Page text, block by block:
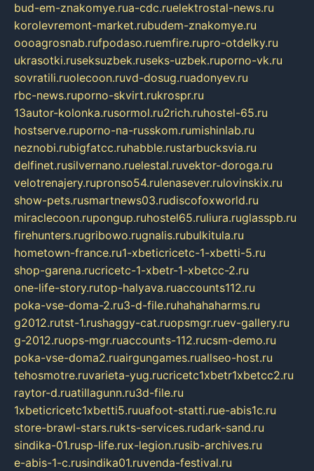
bud-em-znakomye.rua-cdc.ruelektrostal-news.ru
korolevremont-market.rubudem-znakomye.ru
oooagrosnab.rufpodaso.ruemfire.rupro-otdelky.ru
ukrasotki.ruseksuzbek.ruseks-uzbek.ruporno-vk.ru
sovratili.ruolecoon.ruvd-dosug.ruadonyev.ru
rbc-news.ruporno-skvirt.rukrospr.ru
13autor-kolonka.rusormol.ru2rich.ruhostel-65.ru
hostserve.ruporno-na-russkom.rumishinlab.ru
neznobi.rubigfatcc.ruhabble.rustarbucksvia.ru
delfinet.rusilvernano.ruelestal.ruvektor-doroga.ru
velotrenajery.rupronso54.rulenasever.rulovinskix.ru
show-pets.rusmartnews03.rudiscofoxworld.ru
miraclecoon.rupongup.ruhostel65.ruliura.ruglasspb.ru
firehunters.rugribowo.rugnalis.rubulkitula.ru
hometown-france.ru1-xbeticricetc-1-xbetti-5.ru
shop-garena.rucricetc-1-xbetr-1-xbetcc-2.ru
one-life-story.rutop-halyava.ruaccounts112.ru
poka-vse-doma-2.ru3-d-file.ruhahahaharms.ru
g2012.rutst-1.rushaggy-cat.ruopsmgr.ruev-gallery.ru
g-2012.ruops-mgr.ruaccounts-112.rucsm-demo.ru
poka-vse-doma2.ruairgungames.ruallseo-host.ru
tehosmotre.ruvarieta-yug.rucricetc1xbetr1xbetcc2.ru
raytor-d.ruatillagunn.ru3d-file.ru
1xbeticricetc1xbetti5.ruuafoot-statti.rue-abis1c.ru
store-brawl-stars.rukts-services.rudark-sand.ru
sindika-01.rusp-life.rux-legion.rusib-archives.ru
e-abis-1-c.rusindika01.ruvenda-festival.ru